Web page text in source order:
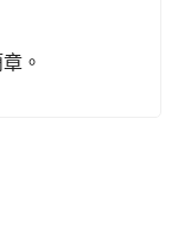
。
章.docx
專任人力甄選重